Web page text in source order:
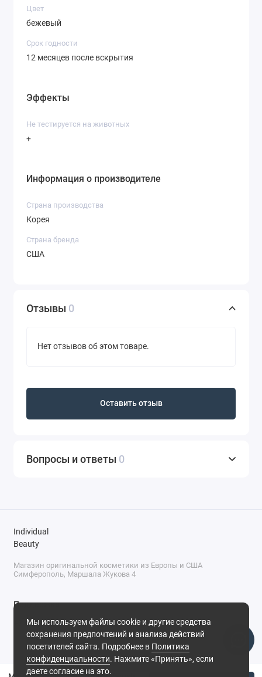
Цвет
бежевый
Срок годности
12 месяцев после вскрытия
Эффекты
Не тестируется на животных
+
Информация о производителе
Страна производства
Корея
Страна бренда
США
Отзывы 0
Нет отзывов об этом товаре.
Оставить отзыв
Вопросы и ответы 0
Мы используем файлы cookie и другие средства
сохранения предпочтений и анализа действий
посетителей сайта. Подробнее в Политика
конфиденциальности. Нажмите «Принять», если
даете согласие на это.
Individual
Beauty
Магазин оригинальной косметики из Европы и США
Симферополь, Маршала Жукова 4
Поддержка
+7 (978) 586-46-46
ПН-ПТ: 9:00 - 18:00
Суббота: 9:00 - 17:00
Воскресенье: выходной
Симферополь, ул. Маршала Жукова, 4